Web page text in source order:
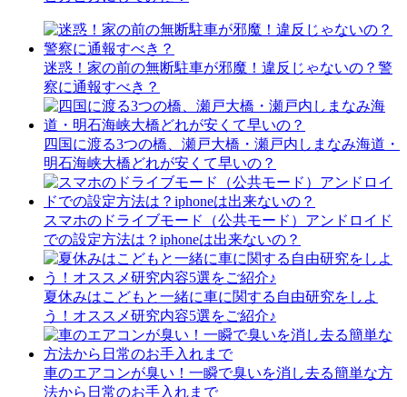
迷惑！家の前の無断駐車が邪魔！違反じゃないの？警
察に通報すべき？
四国に渡る3つの橋、瀬戸大橋・瀬戸内しまなみ海道・
明石海峡大橋どれが安くて早いの？
スマホのドライブモード（公共モード）アンドロイド
での設定方法は？iphoneは出来ないの？
夏休みはこどもと一緒に車に関する自由研究をしよ
う！オススメ研究内容5選をご紹介♪
車のエアコンが臭い！一瞬で臭いを消し去る簡単な方
法から日常のお手入れまで